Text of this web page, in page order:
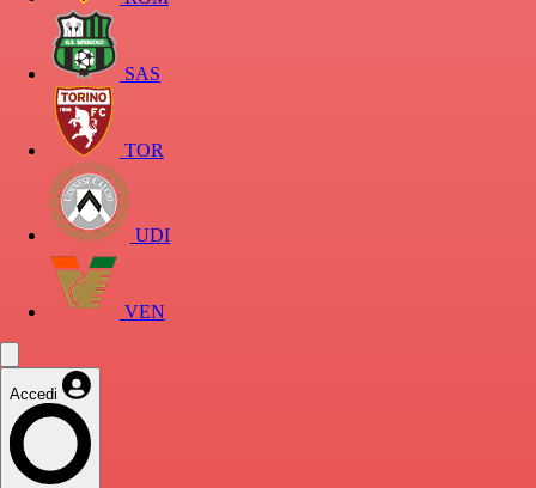
SAS
TOR
UDI
VEN
Accedi